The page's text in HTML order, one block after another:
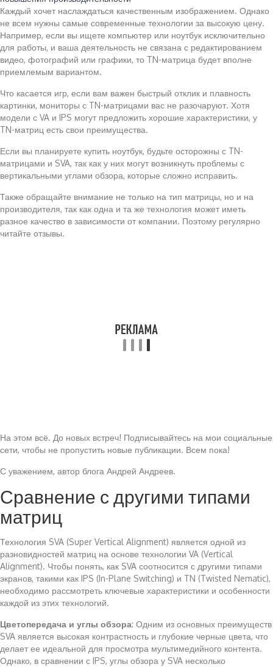
Каждый хочет наслаждаться качественным изображением. Однако
не всем нужны самые современные технологии за высокую цену.
Например, если вы ищете компьютер или ноутбук исключительно
для работы, и ваша деятельность не связана с редактированием
видео, фотографий или графики, то TN-матрица будет вполне
приемлемым вариантом.
Что касается игр, если вам важен быстрый отклик и плавность
картинки, мониторы с TN-матрицами вас не разочаруют. Хотя
модели с VA и IPS могут предложить хорошие характеристики, у
TN-матриц есть свои преимущества.
Если вы планируете купить ноутбук, будьте осторожны с TN-
матрицами и SVA, так как у них могут возникнуть проблемы с
вертикальными углами обзора, которые сложно исправить.
Также обращайте внимание не только на тип матрицы, но и на
производителя, так как одна и та же технология может иметь
разное качество в зависимости от компании. Поэтому регулярно
читайте отзывы.
На этом всё. До новых встреч! Подписывайтесь на мои социальные
сети, чтобы не пропустить новые публикации. Всем пока!
С уважением, автор блога Андрей Андреев.
Сравнение с другими типами
матриц
Технология SVA (Super Vertical Alignment) является одной из
разновидностей матриц на основе технологии VA (Vertical
Alignment). Чтобы понять, как SVA соотносится с другими типами
экранов, такими как IPS (In-Plane Switching) и TN (Twisted Nematic),
необходимо рассмотреть ключевые характеристики и особенности
каждой из этих технологий.
Цветопередача и углы обзора: Одним из основных преимуществ
SVA является высокая контрастность и глубокие черные цвета, что
делает ее идеальной для просмотра мультимедийного контента.
Однако, в сравнении с IPS, углы обзора у SVA несколько